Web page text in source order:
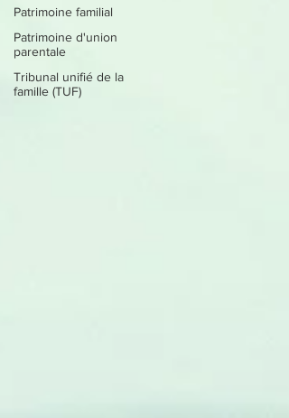
Patrimoine familial
Patrimoine d'union
parentale
Tribunal unifié de la
famille (TUF)